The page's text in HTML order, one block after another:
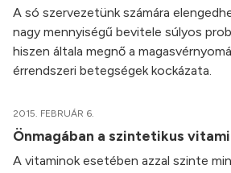
A só szervezetünk számára
nagy mennyiségű bevitele súlyos
hiszen általa megnő a
érrendszeri betegségek kockázata.
2015. FEBRUÁR 6.
Önmagában a szintetikus
A vitaminok esetében azzal szinte